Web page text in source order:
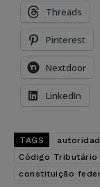
Threads
Pinterest
Nextdoor
LinkedIn
TAGS
Código Tributário
constituição